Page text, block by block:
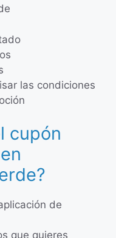
las condiciones
cupón
de
que quieres